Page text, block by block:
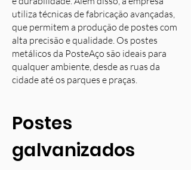
utiliza técnicas de fabricação avançadas,
que permitem a produção de postes com
alta precisão e qualidade. Os postes
metálicos da PosteAço são ideais para
qualquer ambiente, desde as ruas da
cidade até os parques e praças.
Postes
galvanizados